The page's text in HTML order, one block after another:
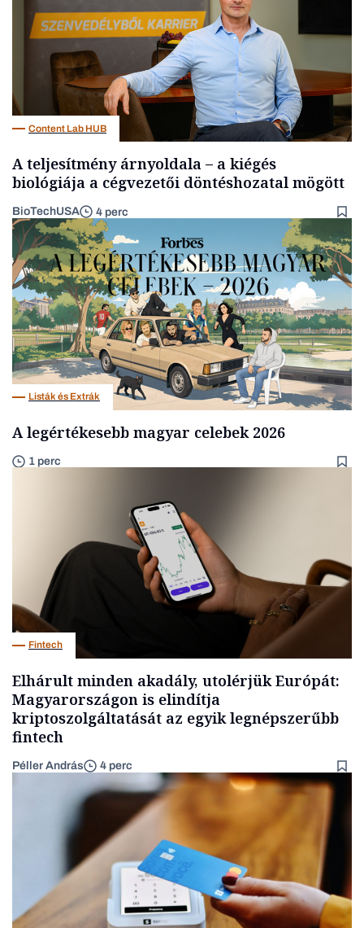
Content Lab HUB
A teljesítmény árnyoldala – a kiégés
biológiája a cégvezetői döntéshozatal mögött
BioTechUSA 4 perc
Listák és Extrák
A legértékesebb magyar celebek 2026
1 perc
Fintech
Elhárult minden akadály, utolérjük Európát:
Magyarországon is elindítja
kriptoszolgáltatását az egyik legnépszerűbb
fintech
Péller András 4 perc